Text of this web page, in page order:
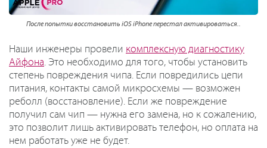
После попытки восстановить iOS iPhone перестал активироваться..
Наши инженеры провели комплексную диагностику
Айфона. Это необходимо для того, чтобы установить
степень повреждения чипа. Если повредились цепи
питания, контакты самой микросхемы — возможен
реболл (восстановление). Если же повреждение
получил сам чип — нужна его замена, но к сожалению,
это позволит лишь активировать телефон, но оплата на
нем работать уже не будет.